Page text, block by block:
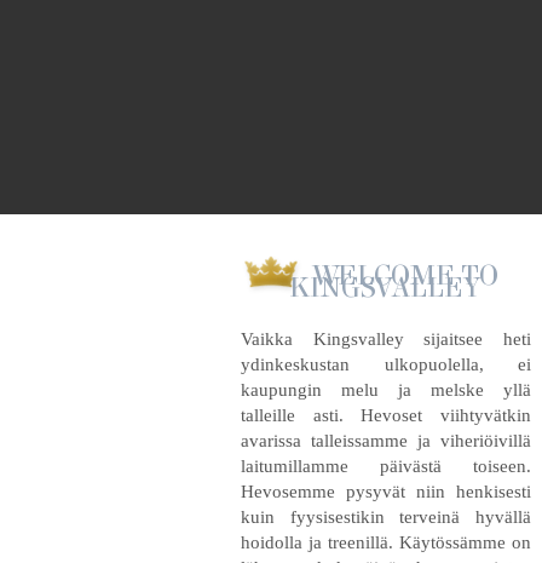
WELCOME TO
KINGSVALLEY
Vaikka Kingsvalley sijaitsee heti
ydinkeskustan ulkopuolella, ei
kaupungin melu ja melske yllä
talleille asti. Hevoset viihtyvätkin
avarissa talleissamme ja viheriöivillä
laitumillamme päivästä toiseen.
Hevosemme pysyvät niin henkisesti
kuin fyysisestikin terveinä hyvällä
hoidolla ja treenillä. Käytössämme on